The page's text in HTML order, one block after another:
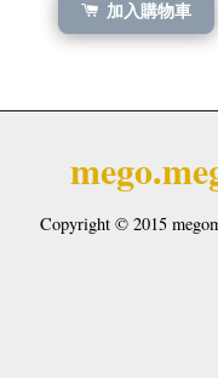
加入購物車
Copyright © 2015